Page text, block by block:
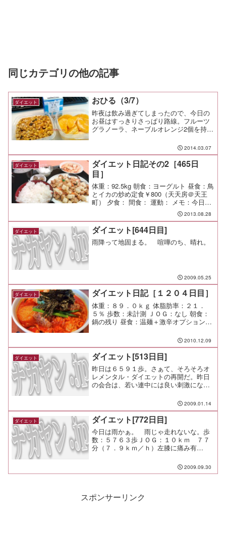
同じカテゴリの他の記事
ダイエット おひる（3/7）
昨夜は飲み過ぎてしまったので、今日の
お昼はすっきりさっぱり路線。フルーツ
グラノーラ、ネーブルオレンジ2個を持っ
ったんだけど、昼のコンビニは戦場だ
ね。 店員さんの手際の良さに脱帽だ
よ。友達が教えてくれた食事...
2014.03.07
ダイエット
ダイエット日記その2［465日
目］
体重：92.5kg 朝食：ヨーグルト 昼食：鳥
とイカの炒め定食￥800（天天房＠天王
町） 夕食： 間食： 運動： メモ：今日の
2013.08.28
ダイエット ダイエット[644日目]
雨降って地固まる。 喧嘩のち、晴れ。
2009.05.25
ダイエット ダイエット日記［１２０４日目］
体重：８９．０ｋｇ 体脂肪率：２１．
５％ 歩数：未計測 ＪＯＧ：なし 朝食：
鍋の残り 昼食：温麺＋激辛オプション＋
食：パーティーコース（ラジーズ＠市が
尾）￥３７００ 間食： メモ：辛すぎてお
腹が痛いでし...
2010.12.09
ダイエット ダイエット[513日目]
昨日は６５９１歩。さぁて、そろそろオ
レメンタル・ダイエットの再開だ。昨日
の会合は、若い連中には良い刺激になっ
て、動け、動け。 自分の中にこそ、現
状を変える力があるんだ。
2009.01.14
ダイエット ダイエット[772日目]
今日は雨かぁ。 雨じゃ走れないな。歩
数：５７６３歩ＪＯＧ：１０ｋｍ ７７
分（７．９ｋｍ／ｈ）左膝に痛み有
っくりのんびり。 雨で濡れてるのか、
汗で濡れてるのかわからん状態だな（笑
2009.09.30
スポンサーリンク